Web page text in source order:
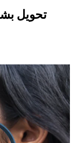
تحويل